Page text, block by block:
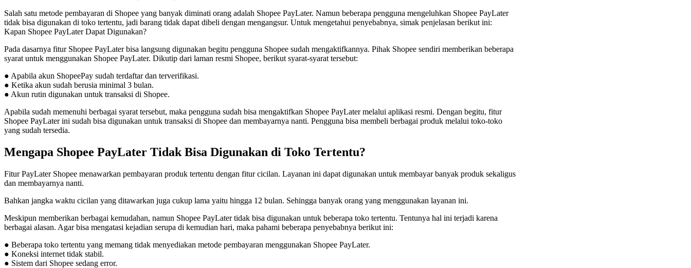
Salah satu metode pembayaran di Shopee yang banyak diminati orang adalah Shopee PayLater. Namun beberapa pengguna mengeluhkan Shopee PayLater
tidak bisa digunakan di toko tertentu, jadi barang tidak dapat dibeli dengan mengangsur. Untuk mengetahui penyebabnya, simak penjelasan berikut ini:
Kapan Shopee PayLater Dapat Digunakan?
Pada dasarnya fitur Shopee PayLater bisa langsung digunakan begitu pengguna Shopee sudah mengaktifkannya. Pihak Shopee sendiri memberikan beberapa
syarat untuk menggunakan Shopee PayLater. Dikutip dari laman resmi Shopee, berikut syarat-syarat tersebut:
● Apabila akun ShopeePay sudah terdaftar dan terverifikasi.
● Ketika akun sudah berusia minimal 3 bulan.
● Akun rutin digunakan untuk transaksi di Shopee.
Apabila sudah memenuhi berbagai syarat tersebut, maka pengguna sudah bisa mengaktifkan Shopee PayLater melalui aplikasi resmi. Dengan begitu, fitur
Shopee PayLater ini sudah bisa digunakan untuk transaksi di Shopee dan membayarnya nanti. Pengguna bisa membeli berbagai produk melalui toko-toko
yang sudah tersedia.
Mengapa Shopee PayLater Tidak Bisa Digunakan di Toko Tertentu?
Fitur PayLater Shopee menawarkan pembayaran produk tertentu dengan fitur cicilan. Layanan ini dapat digunakan untuk membayar banyak produk sekaligus
dan membayarnya nanti.
Bahkan jangka waktu cicilan yang ditawarkan juga cukup lama yaitu hingga 12 bulan. Sehingga banyak orang yang menggunakan layanan ini.
Meskipun memberikan berbagai kemudahan, namun Shopee PayLater tidak bisa digunakan untuk beberapa toko tertentu. Tentunya hal ini terjadi karena
berbagai alasan. Agar bisa mengatasi kejadian serupa di kemudian hari, maka pahami beberapa penyebabnya berikut ini:
● Beberapa toko tertentu yang memang tidak menyediakan metode pembayaran menggunakan Shopee PayLater.
● Koneksi internet tidak stabil.
● Sistem dari Shopee sedang error.